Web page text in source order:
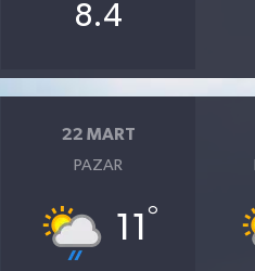
8.4
22 MART
PAZAR
11 °